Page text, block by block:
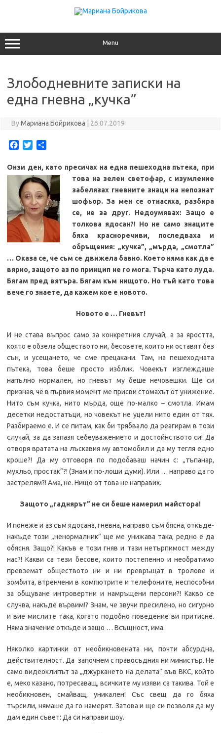
Menu
Злободневните записки на
една гневна „кучка”
ByМариана Бойрикова 26.07.2019
c
e
b
o
o
k
i
t
t
e
r
a
r
e
Онзи ден, като пресичах на една пешеходна пътека, при
това на зелен светофар, с изумление
забелязах гневните знаци на непознат
шофьор. За мен се отнасяха, разбира
се, не за друг. Недоумявах: Защо е
толкова ядосан?! Но не само знаците
бяха красноречиви, последваха и
обръщения: „кучка”, „мърда, „смотла”
… Оказа се, че съм се движела бавно. Което няма как да е
вярно, защото аз по принцип не го мога. Търча като луда.
Бягам пред вятъра. Бягам към нищото. Но тъй като това
вече го знаете, да кажем кое е новото.
Новото е … Гневът!
И не става въпрос само за конкретния случай, а за яростта,
която е обзела обществото ни, бесовете, които ни оставят без
сън, и усещането, че сме прецакани. Там, на пешеходната
пътека, това беше просто изблик. Човекът изглеждаше
напълно нормален, но гневът му беше нечовешки. Ще си
призная, че в първия момент ме присви стомахът от унижение.
Нито съм кучка, нито мърда, още по-малко – смотла. Имам
десетки недостатъци, но човекът не уцели нито един от тях.
Разбираемо е. И се питам, как би трябвало да реагирам в този
случай, за да запазя себеуважението и достойнството си! Да
отворя вратата на лъскавия му автомобил и да му тегля едно
кроше?! Да му отговоря по подобаваш начин с: „тъпанар,
мухльо, простак”?! (Знам и по-лоши думи). Или … направо да го
застрелям?! Ама, не. Нищо от това не направих.
Защото „гаднярът” не си беше намерил майстора!
И понеже и аз съм ядосана, гневна, направо съм бясна, откъде-
накъде този „ненормалник” ще ме унижава така, редно е да
обясня. Защо?! Какъв е този гняв и тази нетърпимост между
нас?! Какви са тези бесове, които постепенно и необратимо
превземат обществото ни и ни превръщат в тролове и
зомбита, втренчени в компютрите и телефоните, неспособни
за общуване интровертни и намръщени персони?! Какво се
случва, накъде вървим!? Знам, че звучи пресилено, но сигурно
и вие мислите така, когато подобно поведение ви притисне.
Няма значение откъде и защо … Всъщност, има.
Няколко картинки от необикновената ни, почти абсурдна,
действителност. Да започнем с правосъдния ни министър. Не
само видеоклипът за „джуркането на делата” във ВКС, който
е, меко казано, потресаващ, всичките му изяви са такива. Той е
необикновен, смайващ, уникален! Със свещ да го бяха
търсили, нямаше да го намерят. Затова и ще си позволя да му
дам един съвет: Да си направи шоу.